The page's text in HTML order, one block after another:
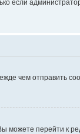
если
чем отправить
можете перейти к